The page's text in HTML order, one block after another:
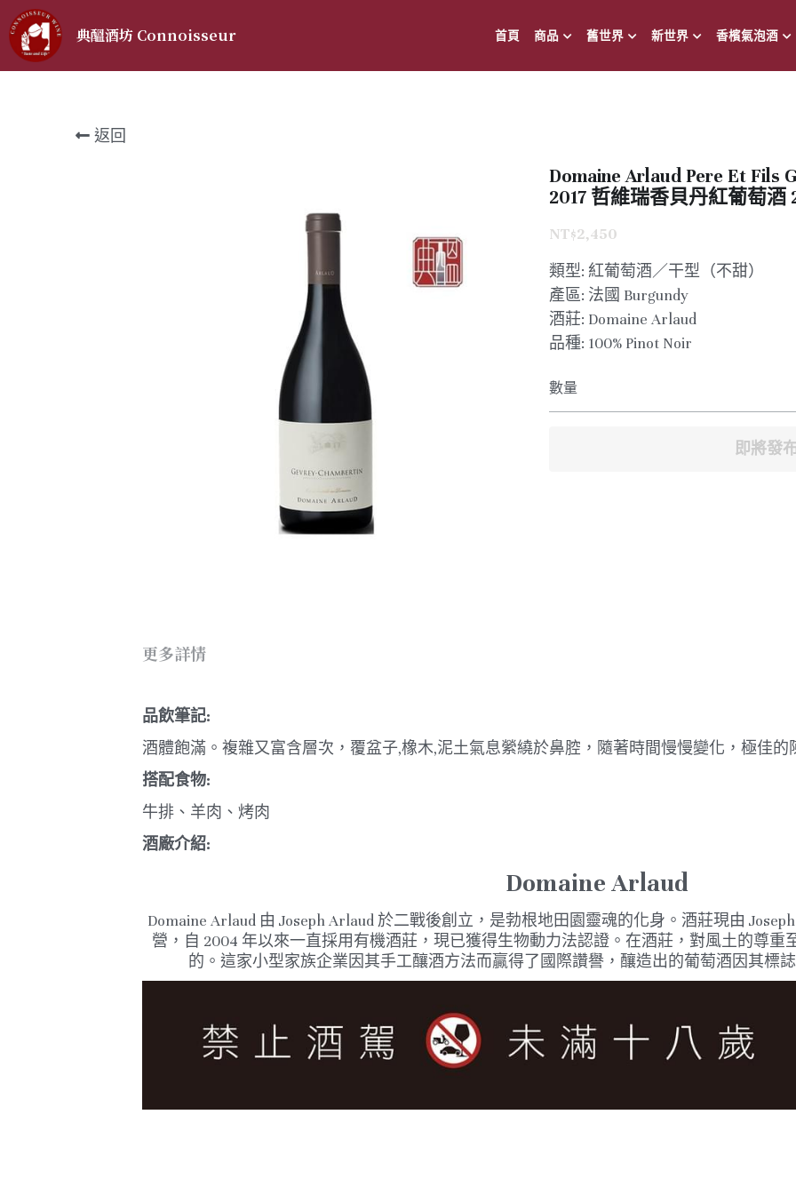
典醞酒坊 Connoisseur 首頁 商品 舊世界 新世界 香檳氣泡酒
返回
Domaine Arlaud Pere Et Fils
2017 哲維瑞香貝丹紅葡萄酒
NT$2,450
類型: 紅葡萄酒／干型（不甜）
產區: 法國 Burgundy
酒莊: Domaine Arlaud
品種: 100% Pinot Noir
數量
即將發
更多詳情
品飲筆記:
酒體飽滿。 複雜又富含層次， 覆盆子,橡木,泥土氣息縈繞於鼻腔，隨著時間慢慢變化，極佳的
搭配食物:
牛排、羊肉、烤肉
酒廠介紹:
Domaine Arlaud
Domaine Arlaud 由 Joseph Arlaud 於二戰後創立，是勃根地田園靈魂的化身。 酒莊現由
營，自 2004 年以來一直採用有機酒莊，現已獲得生物動力法認證。 在酒莊，對風土的尊重
的。這家小型家族企業因其手工釀酒方法而贏得了國際讚譽，釀造出的葡萄酒因其標